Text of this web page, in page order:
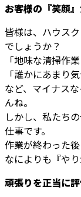
お客様の『笑顔
皆様は、ハウス
でしょうか？
「地味な清掃作業
「誰かにあまり
など、マイナス
んね。
しかし、私たち
仕事です。
作業が終わった
なによりも『や
頑張りを正当に